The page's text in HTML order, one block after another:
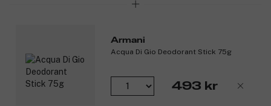
Armani
Acqua Di Gio Deodorant Stick 75g
493 kr